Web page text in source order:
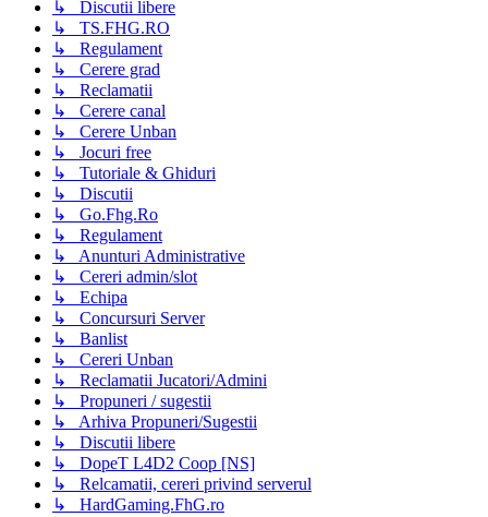
↳ Discutii libere
↳ TS.FHG.RO
↳ Regulament
↳ Cerere grad
↳ Reclamatii
↳ Cerere canal
↳ Cerere Unban
↳ Jocuri free
↳ Tutoriale & Ghiduri
↳ Discutii
↳ Go.Fhg.Ro
↳ Regulament
↳ Anunturi Administrative
↳ Cereri admin/slot
↳ Echipa
↳ Concursuri Server
↳ Banlist
↳ Cereri Unban
↳ Reclamatii Jucatori/Admini
↳ Propuneri / sugestii
↳ Arhiva Propuneri/Sugestii
↳ Discutii libere
↳ DopeT L4D2 Coop [NS]
↳ Relcamatii, cereri privind serverul
↳ HardGaming.FhG.ro